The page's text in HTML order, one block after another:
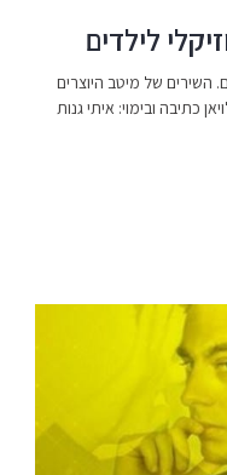
לילדים
השירים של מיטב היוצרים
כתיבה ובימוי: איתי גנות